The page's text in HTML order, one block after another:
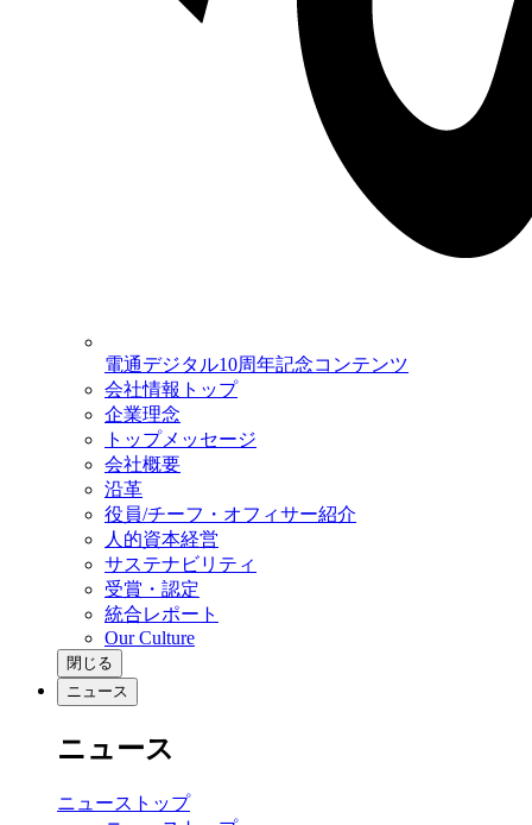
電通デジタル10周年記念コンテンツ
会社情報トップ
企業理念
トップメッセージ
会社概要
沿革
役員/チーフ・オフィサー紹介
人的資本経営
サステナビリティ
受賞・認定
統合レポート
Our Culture
閉じる
ニュース
ニュース
ニューストップ